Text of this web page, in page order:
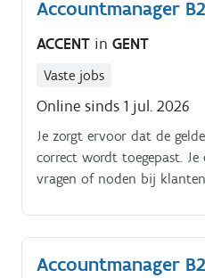
Accountmanager
ACCENT in GENT
Vaste jobs
Online sinds 1 jul. 2026
Je zorgt ervoor dat de
correct wordt toegepast.
vragen of noden bij
Accountmanager